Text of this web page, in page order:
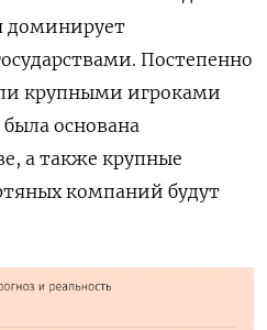
доминирует
Постепенно
крупными игроками
основана
а также крупные
компаний будут